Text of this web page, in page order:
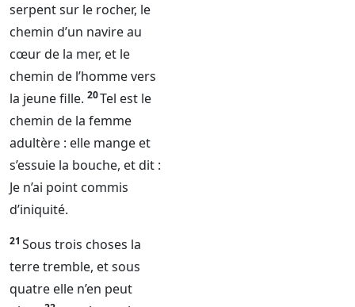
serpent sur le rocher, le
chemin d’un navire au
cœur de la mer, et le
chemin de l’homme vers
la jeune fille. 20Tel est le
chemin de la femme
adultère : elle mange et
s’essuie la bouche, et dit :
Je n’ai point commis
d’iniquité.
21 Sous trois choses la
terre tremble, et sous
quatre elle n’en peut